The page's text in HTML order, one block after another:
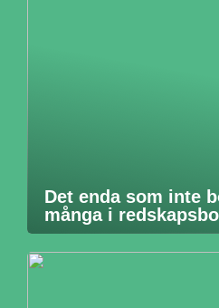
Det enda som inte
många i